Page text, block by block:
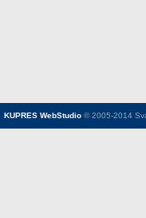
KUPRES WebStudio© 2005-2014